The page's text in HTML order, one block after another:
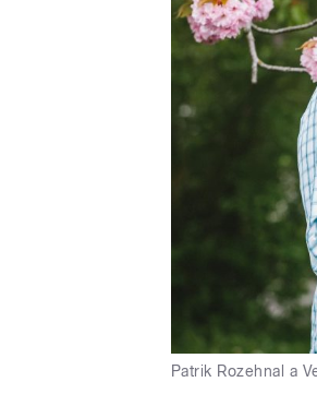
Patrik Rozehnal a